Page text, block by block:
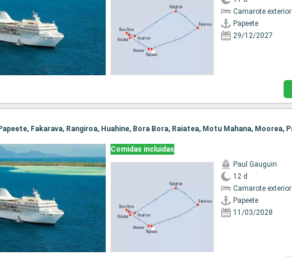
Camarote exterior
Papeete
29/12/2027
Comidas incluidas
Paul Gauguin
12 d
Camarote exterior
Papeete
11/03/2028